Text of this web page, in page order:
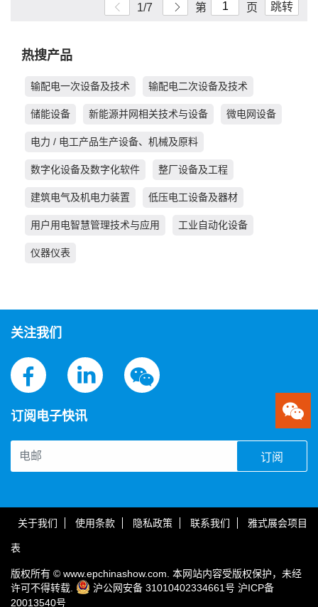
1/7 第 页 跳转
热搜产品
输配电一次设备及技术 输配电二次设备及技术
储能设备 新能源并网相关技术与设备 微电网设备
电力 / 电工产品生产设备、机械及原料
数字化设备及数字化软件 整厂设备及工程
建筑电气及机电力装置 低压电工设备及器材
用户用电智慧管理技术与应用 工业自动化设备
仪器仪表
关注我们
订阅电子快讯
订阅
关于我们 使用条款 隐私政策 联系我们 雅式展会项目
表
版权所有 © www.epchinashow.com. 本网站内容受版权保护，未经
许可不得转载.
沪公网安备 31010402334661号 沪ICP备
20013540号